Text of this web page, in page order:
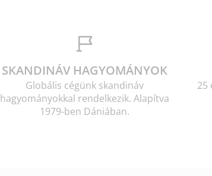
SKANDINÁV HAGYOMÁNYOK
Globális cégünk skandináv
hagyományokkal rendelkezik. Alapítva
1979-ben Dániában.
25